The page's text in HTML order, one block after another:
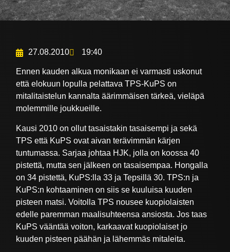
27.08.2010 19:40
Ennen kauden alkua monikaan ei varmasti uskonut
että elokuun lopulla pelattava TPS-KuPS on
mitalitaistelun kannalta äärimmäisen tärkeä, vieläpä
molemmille joukkueille.
Kausi 2010 on ollut tasaistakin tasaisempi ja sekä
TPS että KuPS ovat aivan terävimmän kärjen
tuntumassa. Sarjaa johtaa HJK, jolla on koossa 40
pistettä, mutta sen jälkeen on tasaisempaa. Hongalla
on 34 pistettä, KuPS:lla 33 ja Tepsillä 30. TPS:n ja
KuPS:n kohtaaminen on siis se kuuluisa kuuden
pisteen matsi. Voitolla TPS nousee kuopiolaisten
edelle paremman maalisuhteensa ansiosta. Jos taas
KuPS vääntää voiton, karkaavat kuopiolaiset jo
kuuden pisteen päähän ja lähemmäs mitaleita.